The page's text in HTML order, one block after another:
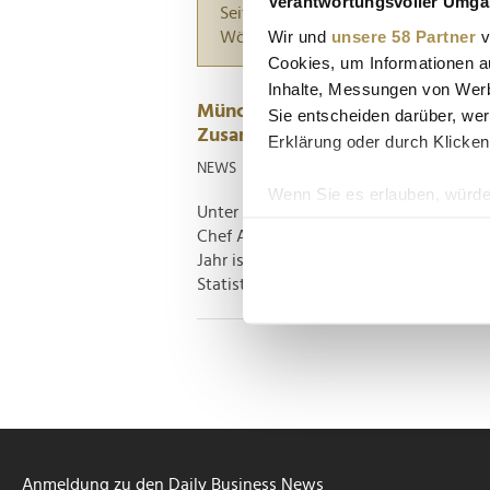
Wir und unsere 58 Partner
Cookies, um Informationen
Inhalte, Messungen von
Sie entscheiden darüber,
Erklärung oder durch
Wenn Sie es erlauben,
Erfahren Sie mehr darüber,
Seiten suchen, die genau diese
Wörter zwischen
Münchner Start-up empfiehlt
Zusammenhalt im Unternehmen
NEWS
Unter Beschäftigten ist die
Chef Alexander Kuttig erklärt, wie
Jahr ist die Gartenarbeit das
Statista zufolge gehen 27,7 Prozent der...
Anmeldung zu den Daily Business News